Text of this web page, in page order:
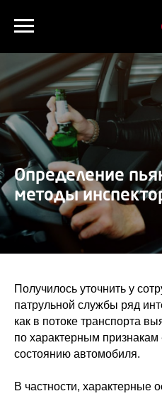
Определение
методы
Получилось уточнить у
патрульной службы ряд
как в потоке транспорта
по характерным признакам
состоянию автомобиля.
В частности, характерные